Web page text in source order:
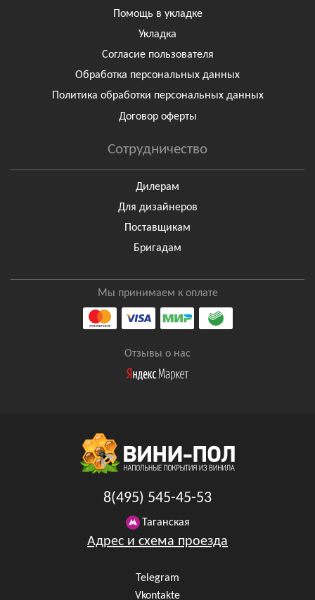
Помощь в укладке
Укладка
Согласие пользователя
Обработка персональных данных
Политика обработки персональных данных
Договор оферты
Сотрудничество
Дилерам
Для дизайнеров
Поставщикам
Бригадам
Мы принимаем к оплате
Отзывы о нас
8(495) 545-45-53
Таганская
Адрес и схема проезда
Telegram
Vkontakte